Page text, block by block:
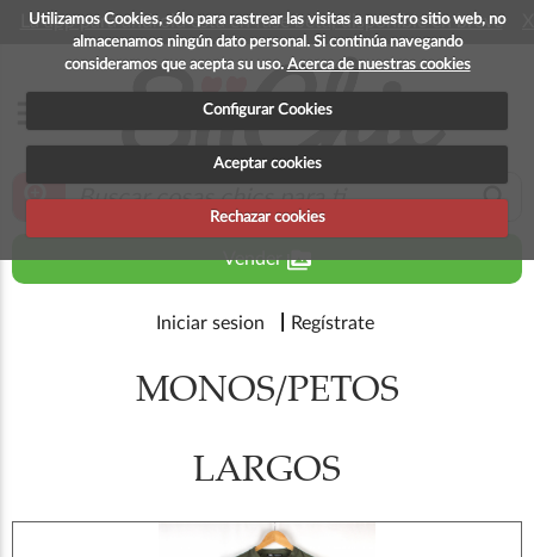
Utilizamos Cookies, sólo para rastrear las visitas a nuestro sitio web, no
almacenamos ningún dato personal. Si continúa navegando
consideramos que acepta su uso. Acerca de nuestras cookies
Configurar Cookies
Aceptar cookies
Rechazar cookies
La app para android esta en fase beta, disponible en breve
zoom_in search
Venderperm_media
Iniciar sesion Regístrate
MONOS/PETOS
LARGOS